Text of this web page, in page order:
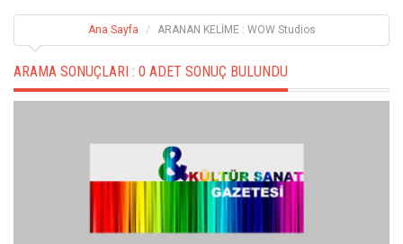
Ana Sayfa ARANAN KELİME : WOW Studios
ARAMA SONUÇLARI : 0 ADET SONUÇ BULUNDU